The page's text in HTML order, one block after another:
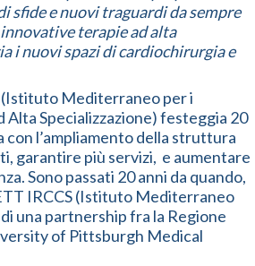
sfide e nuovi traguardi da sempre
terapie ad alta
i nuovi spazi di cardiochirurgia e
Mediterraneo per i
Alta Specializzazione) festeggia 20
con l’ampliamento della struttura
garantire più servizi, e aumentare
Sono passati 20 anni da quando,
IRCCS (Istituto Mediterraneo
una partnership fra la Regione
of Pittsburgh Medical